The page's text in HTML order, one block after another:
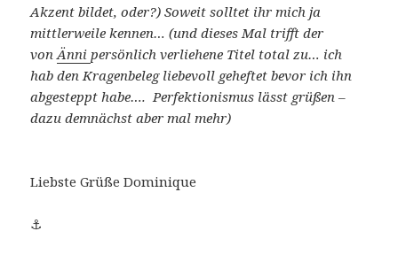
Akzent bildet, oder?) Soweit solltet ihr mich ja
mittlerweile kennen… (und dieses Mal trifft der
vonÄnni persönlich verliehene Titel total zu… ich
hab den Kragenbeleg liebevoll geheftet bevor ich ihn
abgesteppt habe…. Perfektionismus lässt grüßen –
dazu demnächst aber mal mehr)
Liebste Grüße Dominique
⚓